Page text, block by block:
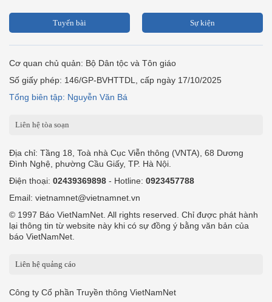
Tuyến bài Sự kiện
Cơ quan chủ quản: Bộ Dân tộc và Tôn giáo
Số giấy phép: 146/GP-BVHTTDL, cấp ngày 17/10/2025
Tổng biên tập: Nguyễn Văn Bá
Liên hệ tòa soạn
Địa chỉ: Tầng 18, Toà nhà Cục Viễn thông (VNTA), 68 Dương
Đình Nghệ, phường Cầu Giấy, TP. Hà Nội.
Điện thoại: 02439369898 - Hotline: 0923457788
Email: vietnamnet@vietnamnet.vn
© 1997 Báo VietNamNet. All rights reserved. Chỉ được phát hành
lại thông tin từ website này khi có sự đồng ý bằng văn bản của
báo VietNamNet.
Liên hệ quảng cáo
Công ty Cổ phần Truyền thông VietNamNet